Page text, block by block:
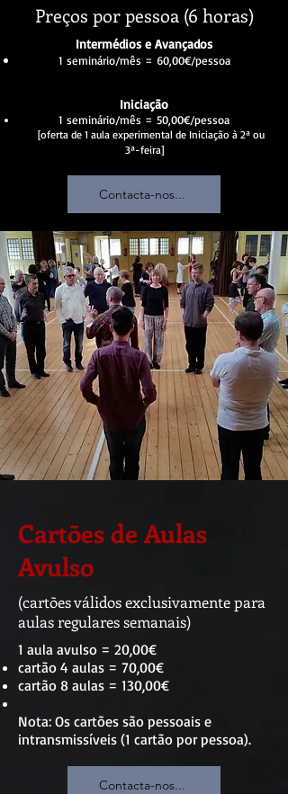
Preços por pessoa (6 horas)
Intermédios e Avançados
1 seminário/mês = 60,00€/pessoa
Iniciação
1 seminário/mês = 50,00€/pessoa
[oferta de 1 aula experimental de Iniciação à 2ª ou
3ª-feira]​
Contacta-nos...
Cartões de Aulas
Avulso
(cartões válidos exclusivamente para
aulas regulares semanais)
1 aula avulso = 20,00€
cartão 4 aulas = 70,00€
cartão 8 aulas = 130,00€
Nota: Os cartões são pessoais e
intransmissíveis​ (1 cartão por pessoa).
Contacta-nos...